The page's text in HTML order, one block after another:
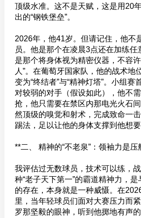
顶级水准。这不是天赋，这是用20
出的“钢铁堡垒”。
2026年，他41岁。但请记住，他不
员。他是那个在凌晨3点还在加练任
是那个将身体视为精密仪器，不容
人”。在葡萄牙国家队，他的战术地
变为“终结者”与“精神灯塔”。小组赛
对较弱的对手（假设如此），他不
抢，他只需要在禁区内那电光火石
然顶级的嗅觉和射术，完成致命一击
踢法，足以让他的身体支撑到他想要
**二、 精神的“不老泉”：领袖力是压
我评估过无数球员，技术可以练，
种“老子天下第一”的霸道精神力，
的存在，本身就是一种威慑。在
里，当年轻球员们面对大赛压力而
罗那坚毅的眼神，听到他掷地有声